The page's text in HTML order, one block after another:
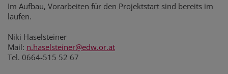
Im Aufbau, Vorarbeiten für den Projektstart sind bereits im
laufen.
Niki Haselsteiner
Mail: n.haselsteiner@edw.or.at
Tel. 0664-515 52 67